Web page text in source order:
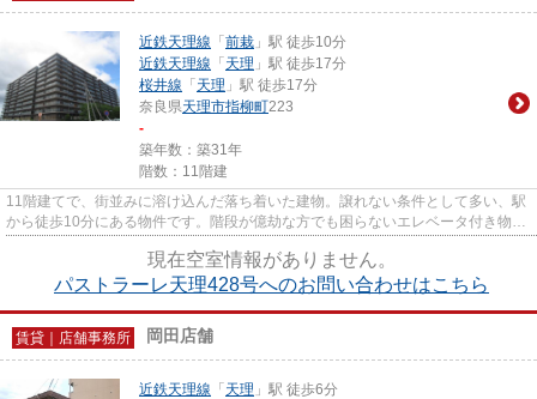
近鉄天理線 「 前栽 」駅 徒歩10分
近鉄天理線 「 天理 」駅 徒歩17分
桜井線 「 天理 」駅 徒歩17分
奈良県天理市指柳町223
-
築年数：築31年
階数：11階建
11階建てで、街並みに溶け込んだ落ち着いた建物。譲れない条件として多い、駅
から徒歩10分にある物件です。階段が億劫な方でも困らないエレベータ付き物
現在空室情報がありません。
パストラーレ天理428号へのお問い合わせはこちら
賃貸｜店舗事務所 岡田店舗
近鉄天理線 「 天理 」駅 徒歩6分